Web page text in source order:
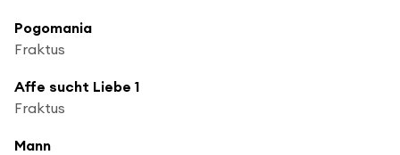
Pogomania
Fraktus
Affe sucht Liebe 1
Fraktus
Mann